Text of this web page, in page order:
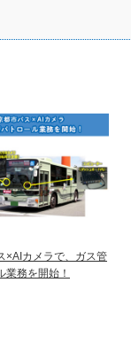
×AIカメラで、ガス管
業務を開始！